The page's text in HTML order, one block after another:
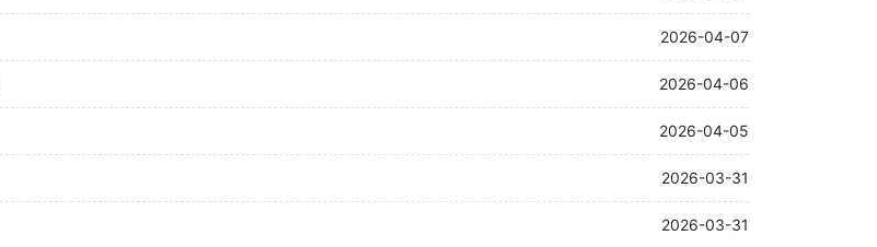
2026-04-07
2026-04-06
2026-04-05
2026-03-31
2026-03-31